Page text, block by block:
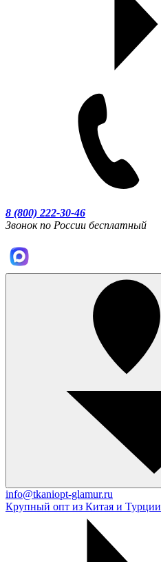
8 (800) 222-30-46
Звонок по России бесплатный
info@tkaniopt-glamur.ru
Крупный опт из Китая и Турции